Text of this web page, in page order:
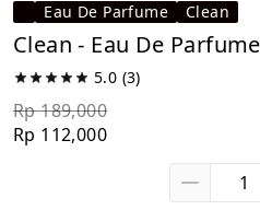
Eau De Parfume Clean
Clean - Eau De
5.0 (3)
Rp 189,000
Rp 112,000